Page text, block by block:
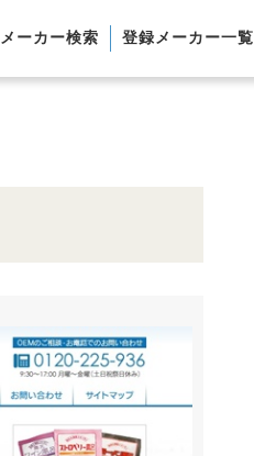
メーカー検索 登録メーカー一覧